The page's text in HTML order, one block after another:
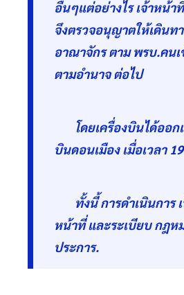
อื่นๆแต่อย่างไร เจ้าหน้า
จึงตรวจอนุญาตให้เดินท
อาณาจักร ตาม พรบ.คนเ
ตามอำนาจ ต่อไป
โดยเครื่องบินได้ออ
บินดอนเมือง เมื่อเวลา
ทั้งนี้ การดำเนินการ
หน้าที่ และระเบียบ กฎห
ประการ.